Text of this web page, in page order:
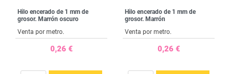
Hilo encerado de 1 mm de
grosor. Marrón oscuro
Venta por metro.
0,26 €
Hilo encerado de 1 mm de
grosor. Marrón
Venta por metro.
0,26 €